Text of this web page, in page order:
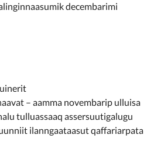
decembarimi
– aamma novembarip ulluisa
tulluassaaq assersuutigalugu
ilanngaataasut qaffariarpata